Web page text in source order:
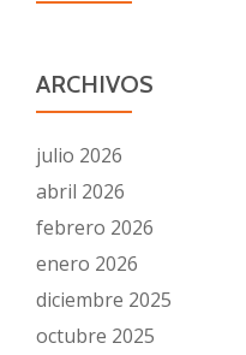
ARCHIVOS
julio 2026
abril 2026
febrero 2026
enero 2026
diciembre 2025
octubre 2025